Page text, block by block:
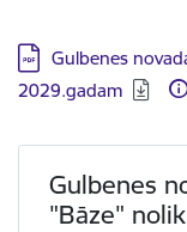
Lejupielādēt:
Gulbenes
2029.gadam
Gulbenes
"Bāze"